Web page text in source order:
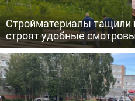
Стройматериалы
строят удобные